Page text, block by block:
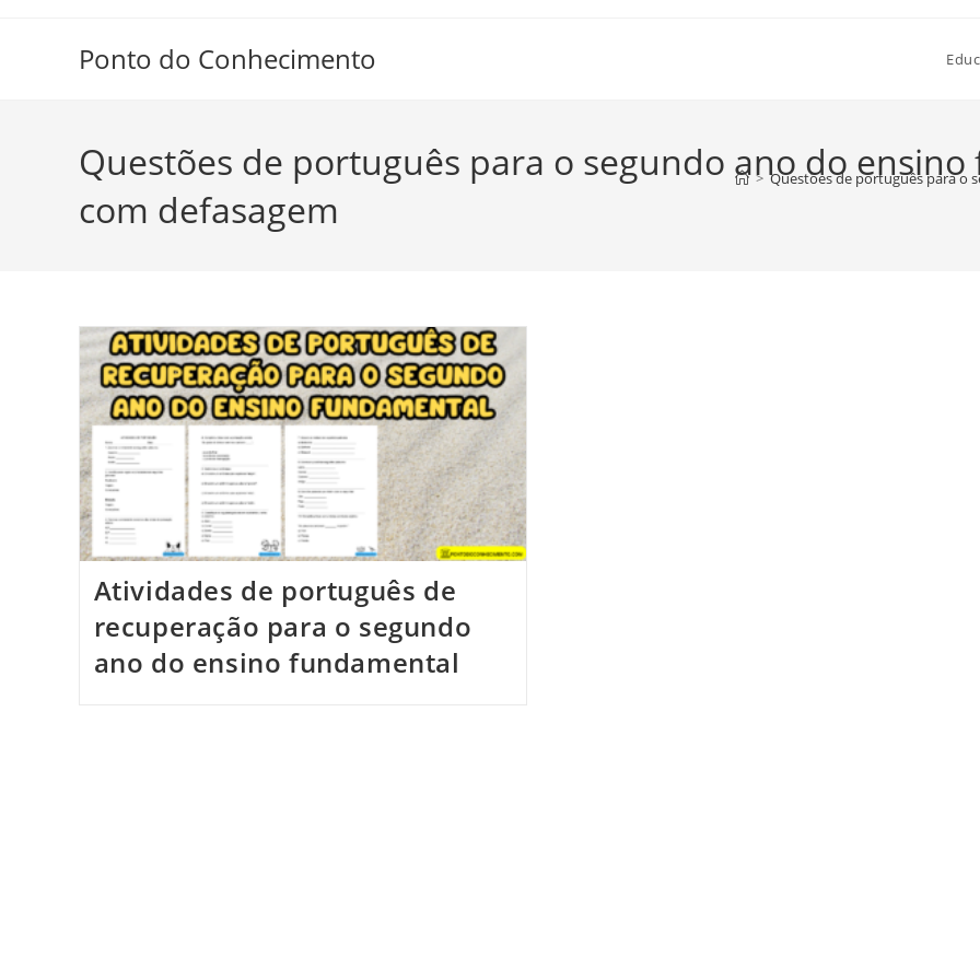
Ponto do Conhecimento
Questões de português para o segundo ano do
com defasagem
> Questões de português para o
Atividades de português de
recuperação para o segundo
ano do ensino fundamental